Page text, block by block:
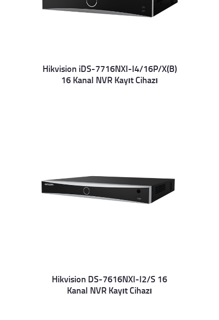
Details
Hikvision iDS-7716NXI-I4/16P/X(B)
16 Kanal NVR Kayıt Cihazı
Details
Hikvision DS-7616NXI-I2/S 16
Kanal NVR Kayıt Cihazı